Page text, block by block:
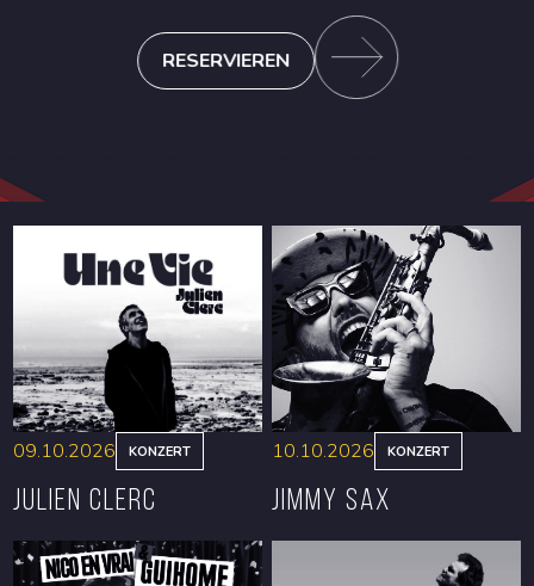
RESERVIEREN
09.10.2026 KONZERT
Julien Clerc
10.10.2026 KONZERT
Jimmy Sax